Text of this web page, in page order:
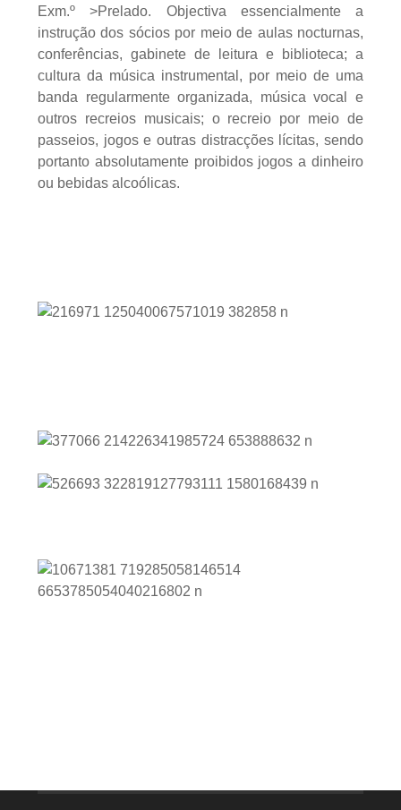
Exm.º >Prelado. Objectiva essencialmente a
instrução dos sócios por meio de aulas nocturnas,
conferências, gabinete de leitura e biblioteca; a
cultura da música instrumental, por meio de uma
banda regularmente organizada, música vocal e
outros recreios musicais; o recreio por meio de
passeios, jogos e outras distracções lícitas, sendo
portanto absolutamente proibidos jogos a dinheiro
ou bebidas alcoólicas.